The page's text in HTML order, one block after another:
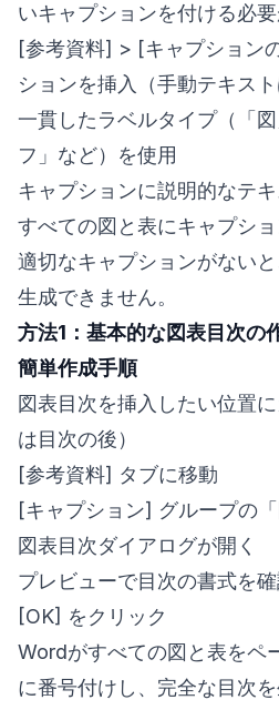
いキャプションを付ける必要
[参考資料] > [キャプション
ションを挿入（手動テキスト
一貫したラベルタイプ（「
フ」など）を使用
キャプションに説明的なテ
すべての図と表にキャプシ
適切なキャプションがない
生成できません。
方法1：基本的な図表目次の
簡単作成手順
図表目次を挿入したい位置
は目次の後）
[参考資料] タブに移動
[キャプション] グループの
図表目次ダイアログが開く
プレビューで目次の書式を
[OK] をクリック
Wordがすべての図と表をペ
に番号付けし、完全な目次